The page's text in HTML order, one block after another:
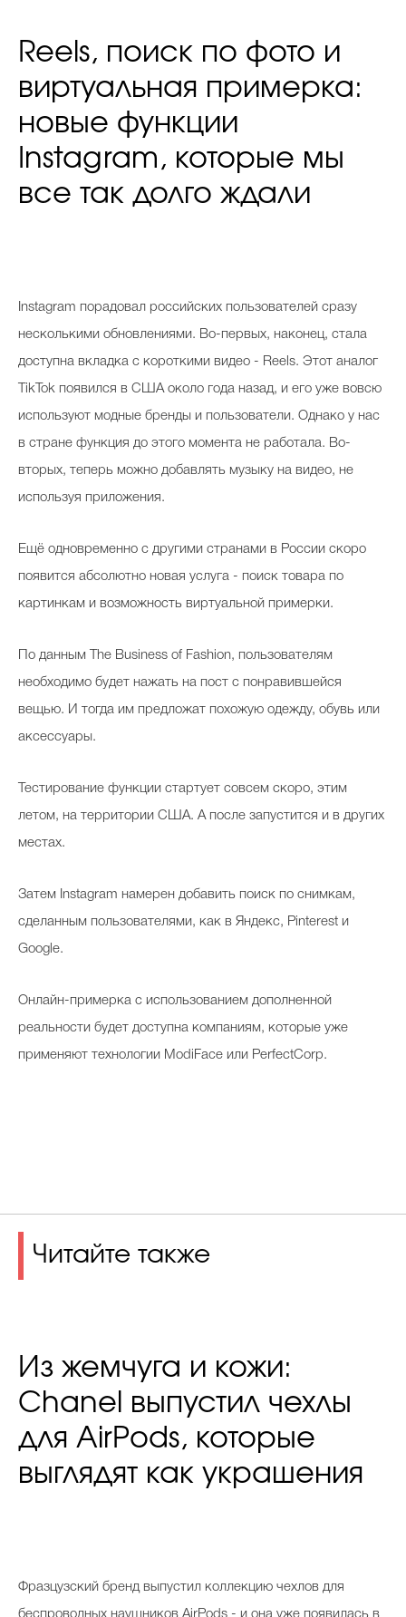
Reels, поиск по фото и
виртуальная примерка:
новые функции
Instagram, которые мы
все так долго ждали
Instagram порадовал российских пользователей сразу
несколькими обновлениями. Во-первых, наконец, стала
доступна вкладка с короткими видео - Reels. Этот аналог
TikTok появился в США около года назад, и его уже вовсю
используют модные бренды и пользователи. Однако у нас
в стране функция до этого момента не работала. Во-
вторых, теперь можно добавлять музыку на видео, не
используя приложения.
Ещё одновременно с другими странами в России скоро
появится абсолютно новая услуга - поиск товара по
картинкам и возможность виртуальной примерки.
По данным The Business of Fashion, пользователям
необходимо будет нажать на пост с понравившейся
вещью. И тогда им предложат похожую одежду, обувь или
аксессуары.
Тестирование функции стартует совсем скоро, этим
летом, на территории США. А после запустится и в других
местах.
Затем Instagram намерен добавить поиск по снимкам,
сделанным пользователями, как в Яндекс, Pinterest и
Google.
Онлайн-примерка с использованием дополненной
реальности будет доступна компаниям, которые уже
применяют технологии ModiFace или PerfectCorp.
Читайте также
Из жемчуга и кожи:
Chanel выпустил чехлы
для AirPods, которые
выглядят как украшения
Фразцузский бренд выпустил коллекцию чехлов для